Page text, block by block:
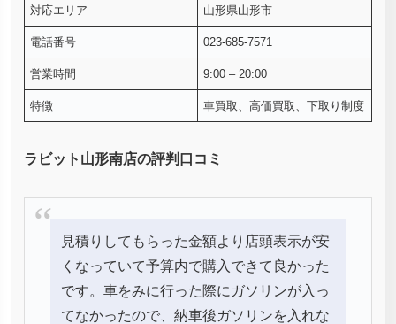
対応エリア 山形県山形市
電話番号 023-685-7571
営業時間 9:00 – 20:00
特徴 車買取、高価買取、下取り制度
ラビット山形南店の評判口コミ
見積りしてもらった金額より店頭表示が安
くなっていて予算内で購入できて良かった
です。車をみに行った際にガソリンが入っ
てなかったので、納車後ガソリンを入れな